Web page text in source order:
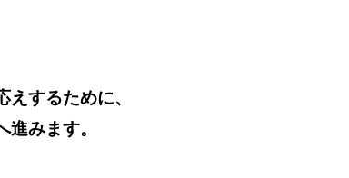
するために、
みます。